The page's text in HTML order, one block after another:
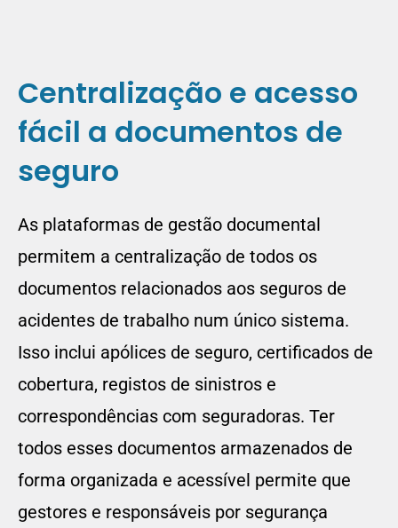
Centralização e acesso
fácil a documentos de
seguro
As plataformas de gestão documental
permitem a centralização de todos os
documentos relacionados aos seguros de
acidentes de trabalho num único sistema.
Isso inclui apólices de seguro, certificados de
cobertura, registos de sinistros e
correspondências com seguradoras. Ter
todos esses documentos armazenados de
forma organizada e acessível permite que
gestores e responsáveis por segurança